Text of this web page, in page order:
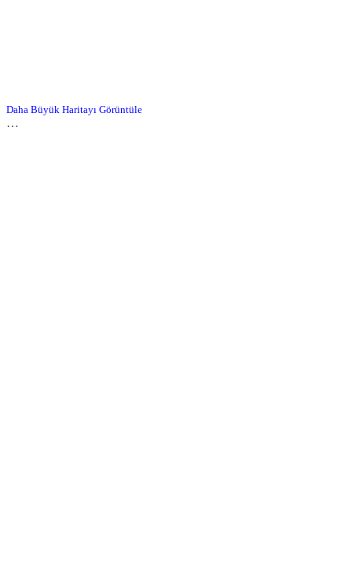
Daha Büyük Haritayı Görüntüle
…